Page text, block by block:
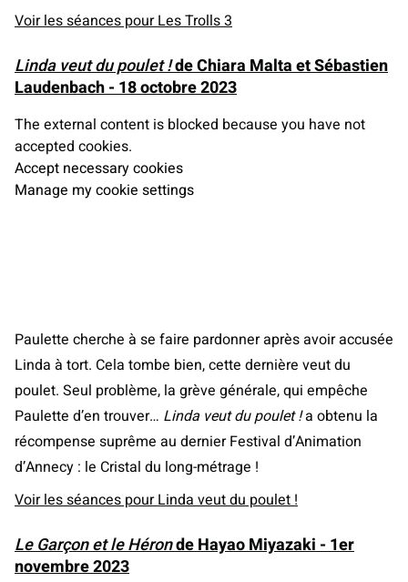
Voir les séances pour Les Trolls 3
Linda veut du poulet !de Chiara Malta et Sébastien
Laudenbach - 18 octobre 2023
The external content is blocked because you have not
accepted cookies.
Accept necessary cookies
Manage my cookie settings
Paulette cherche à se faire pardonner après avoir accusée
Linda à tort. Cela tombe bien, cette dernière veut du
poulet. Seul problème, la grève générale, qui empêche
Paulette d’en trouver… Linda veut du poulet !a obtenu la
récompense suprême au dernier Festival d’Animation
d’Annecy : le Cristal du long-métrage !
Voir les séances pour Linda veut du poulet !
Le Garçon et le Héronde Hayao Miyazaki - 1er
novembre 2023